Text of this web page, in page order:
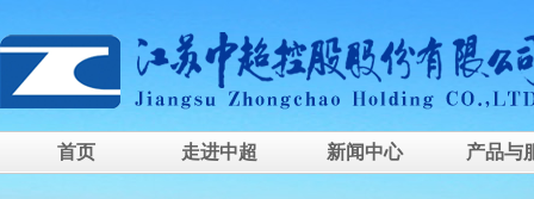
首页 走进中超 新闻中心 产品与